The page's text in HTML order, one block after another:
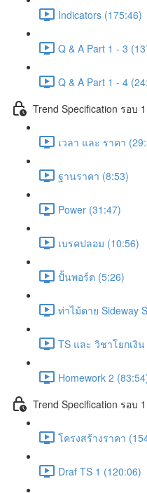
Indicators (175:46)
Q & A Part 1 - 3
Q & A Part 1 - 4
Trend Specification รอบ
เวลา และ ราคา
ฐานราคา (8:53)
Power (31:47)
เบรคปลอม (10:56)
ปั้นพอร์ต (5:26)
ท่าไม้ตาย Sideway
TS และ วิชาโยกเงิ
Homework 2
Trend Specification รอบ
โครงสร้างราคา
Draf TS 1 (120:06)